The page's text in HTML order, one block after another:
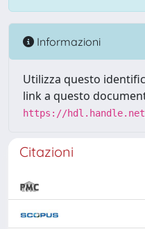
Informazioni
Utilizza questo
link a questo
https://hdl.handle.net/
Citazioni